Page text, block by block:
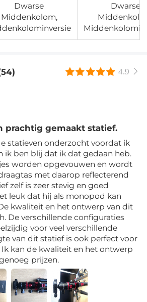
Dwarse
Middenkolom,
Dwarse
4.9
prachtig gemaakt statief.
statieven onderzocht voordat ik
ik ben blij dat ik dat gedaan heb.
worden opgevouwen en wordt
met daarop reflecterend
zelf is zeer stevig en goed
leuk dat hij als monopod kan
kwaliteit en het ontwerp van dit
De verschillende configuraties
voor veel verschillende
van dit statief is ook perfect voor
kan de kwaliteit en het ontwerp
prijzen.